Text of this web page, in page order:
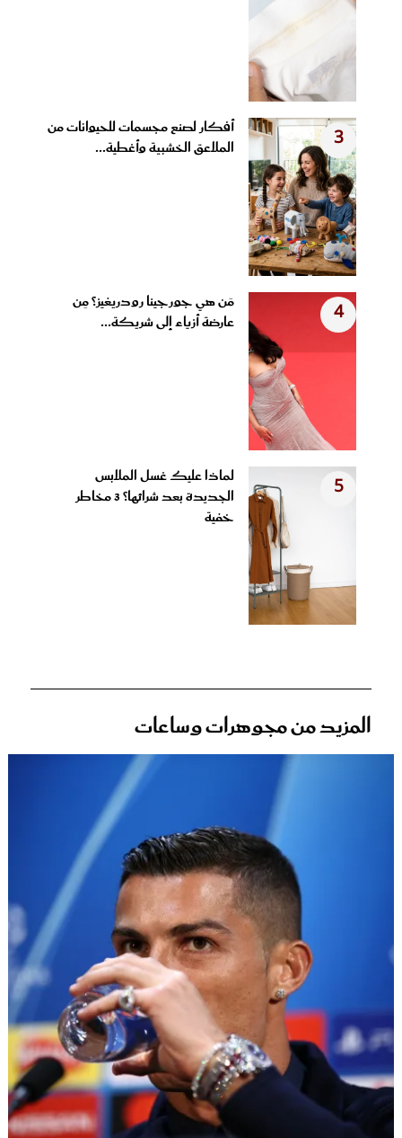
3
أفكار لصنع مجسمات للحيوانات من
الملاعق الخشبية وأغطية...
4
مَن هي جورجينا رودريغيز؟ مِن
عارضة أزياء إلى شريكة...
5
لماذا عليك غسل الملابس
الجديدة بعد شرائها؟ 3 مخاطر
خفية
المزيد من مجوهرات وساعات